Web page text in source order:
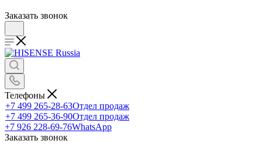
Заказать звонок
Телефоны
+7 499 265-28-63Отдел продаж
+7 499 265-36-90Отдел продаж
+7 926 228-69-76WhatsApp
Заказать звонок